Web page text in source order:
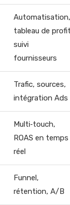
Automatisation,
tableau de
suivi
fournisseurs
Trafic, sources,
intégration Ads
Multi‑touch,
ROAS en temps
réel
Funnel,
rétention, A/B